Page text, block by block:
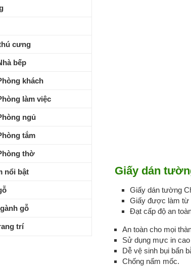
Giấy dán
Giấy dán tường
Giấy được làm từ
Đạt cấp độ an
An toàn cho mọi
Sử dụng mực in
Dễ vệ sinh bụi bẩn
Chống nấm mốc.
cưng
bếp
khách
làm việc
ngủ
tắm
thờ
nổi bật
gỗ
trí